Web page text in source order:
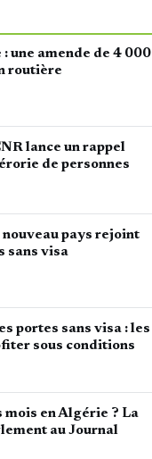
une amende de 4 000
routière
lance un rappel
de personnes
pays rejoint
sans visa
portes sans visa : les
sous conditions
en Algérie ? La
au Journal